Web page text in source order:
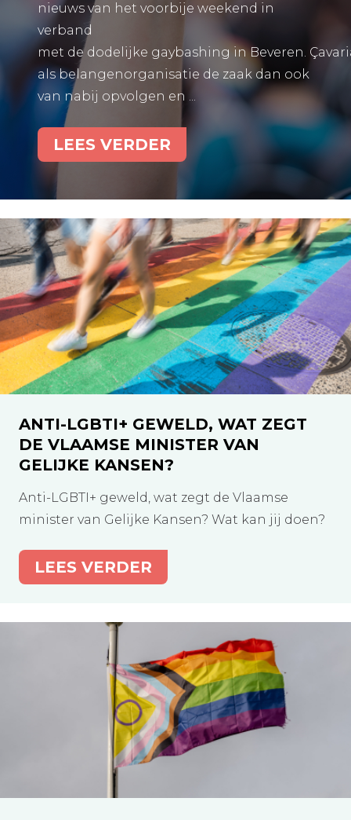
nieuws van het voorbije weekend in
verband
met de dodelijke gaybashing in Beveren.
als belangenorganisatie de zaak dan ook
van nabij opvolgen en ...
LEES VERDER
ANTI-LGBTI+ GEWELD, WAT ZEGT
DE VLAAMSE MINISTER VAN
GELIJKE KANSEN?
Anti-LGBTI+ geweld, wat zegt de Vlaamse
minister van Gelijke Kansen? Wat kan jij doen?
LEES VERDER